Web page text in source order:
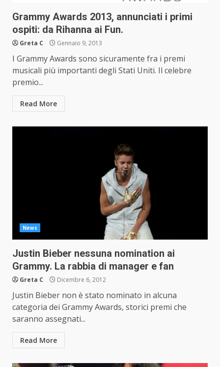
Grammy Awards 2013, annunciati i primi
ospiti: da Rihanna ai Fun.
Greta C Gennaio 9, 2013
I Grammy Awards sono sicuramente fra i premi
musicali più importanti degli Stati Uniti. Il celebre
premio...
Read More
News
Justin Bieber nessuna nomination ai
Grammy. La rabbia di manager e fan
Greta C Dicembre 6, 2012
Justin Bieber non è stato nominato in alcuna
categoria dei Grammy Awards, storici premi che
saranno assegnati...
Read More